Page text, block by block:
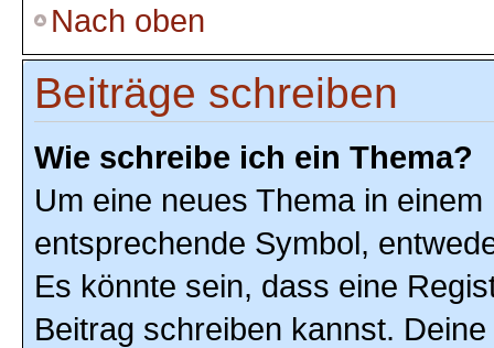
Nach oben
Beiträge schreiben
Wie schreibe ich ein Thema?
Um eine neues Thema in
entsprechende Symbol,
Es könnte sein, dass eine
Beitrag schreiben kannst.